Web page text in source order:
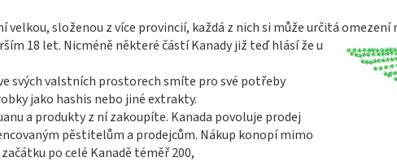
složenou z více provincií, každá z nich si může určitá
18 let. Nicméně některé částí Kanady již teď hlásí že u
svých valstních prostorech smíte pro své potřeby
jako hashis nebo jiné extrakty.
a produkty z ní zakoupíte. Kanada povoluje prodej
pěstitelům a prodejcům. Nákup konopí mimo
po celé Kanadě téměř 200,